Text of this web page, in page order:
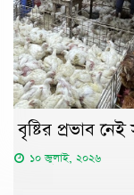
বৃষ্টির প্রভাব
১০ জুলাই, ২০২৬